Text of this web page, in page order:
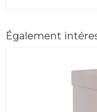
Également